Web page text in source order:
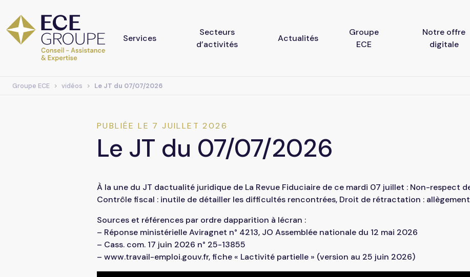
Services
Conseil
Assistance
Expertise Comptable
Droit social
Secteurs
d’activités
Artisanat
Commerce
Solidaire
Industrie
Libéral
Actualités
WebTV
Groupe
ECE
Notre offre
digitale
Groupe ECE vidéos Le JT du 07/07/2026
PUBLIÉE LE 7 JUILLET 2026
Le JT du 07/07/2026
À la une du JT dactualité juridique de La Revue Fiduciaire de ce mardi 07 juillet : Non-respect
Contrôle fiscal : inutile de détailler les difficultés rencontrées, Droit de rétractation :
Sources et références par ordre dapparition à lécran :
– Réponse ministérielle Aviragnet n° 4213, JO Assemblée nationale du 12 mai 2026
– Cass. com. 17 juin 2026 n° 25-13855
– www.travail-emploi.gouv.fr, fiche « Lactivité partielle » (version au 25 juin 2026)